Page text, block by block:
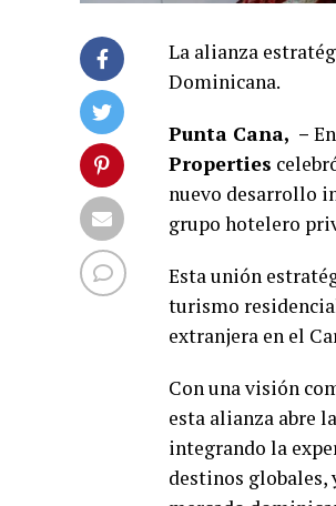
La alianza
Dominicana.
Punta Cana, –
Properties
nuevo desarrollo
grupo hotelero
Esta unión
turismo
extranjera en el
Con una visión
esta alianza abre
integrando la
destinos globales,